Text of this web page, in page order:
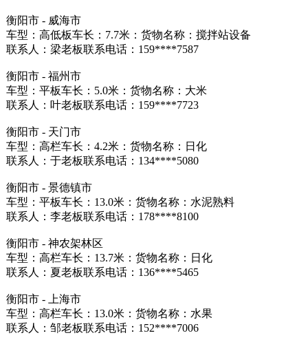
衡阳市 - 威海市
车型：高低板车长：7.7米：货物名称：搅拌站设备
联系人：梁老板联系电话：159****7587
衡阳市 - 福州市
车型：平板车长：5.0米：货物名称：大米
联系人：叶老板联系电话：159****7723
衡阳市 - 天门市
车型：高栏车长：4.2米：货物名称：日化
联系人：于老板联系电话：134****5080
衡阳市 - 景德镇市
车型：平板车长：13.0米：货物名称：水泥熟料
联系人：李老板联系电话：178****8100
衡阳市 - 神农架林区
车型：高栏车长：13.7米：货物名称：日化
联系人：夏老板联系电话：136****5465
衡阳市 - 上海市
车型：高栏车长：13.0米：货物名称：水果
联系人：邹老板联系电话：152****7006